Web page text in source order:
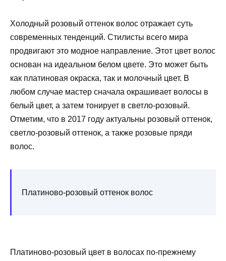
Холодный розовый оттенок волос отражает суть
современных тенденций. Стилисты всего мира
продвигают это модное направление. Этот цвет волос
основан на идеальном белом цвете. Это может быть
как платиновая окраска, так и молочный цвет. В
любом случае мастер сначала окрашивает волосы в
белый цвет, а затем тонирует в светло-розовый.
Отметим, что в 2017 году актуальны розовый оттенок,
светло-розовый оттенок, а также розовые пряди
волос.
Платиново-розовый оттенок волос
Платиново-розовый цвет в волосах по-прежнему